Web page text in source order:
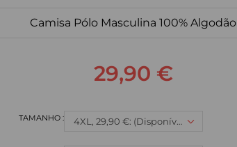
Camisa Pólo Masculina 100% Algodão
29,90 €
4XL, 29,90 €: (Disponível)